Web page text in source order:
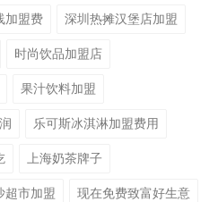
加盟费 深圳热摊汉堡店加盟
时尚饮品加盟店
果汁饮料加盟
乐可斯冰淇淋加盟费用
上海奶茶牌子
超市加盟 现在免费致富好生意